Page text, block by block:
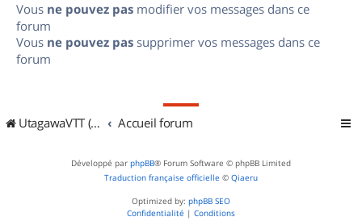
Vous ne pouvez pas modifier vos messages dans ce
forum
Vous ne pouvez pas supprimer vos messages dans ce
forum
UtagawaVTT (Randos VTT et VTTAE avec traces GPS) Accueil forum
Développé par phpBB® Forum Software © phpBB Limited
Traduction française officielle © Qiaeru
Optimized by: phpBB SEO
Confidentialité | Conditions